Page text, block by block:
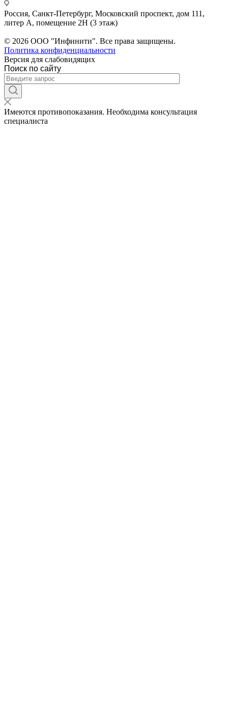
Россия, Санкт-Петербург, Московский проспект, дом 111,
литер А, помещение 2Н (3 этаж)
© 2026 ООО "Инфинити". Все права защищены.
Политика конфиденциальности
Версия для слабовидящих
Поиск по сайту
Имеются противопоказания. Необходима консультация
специалиста